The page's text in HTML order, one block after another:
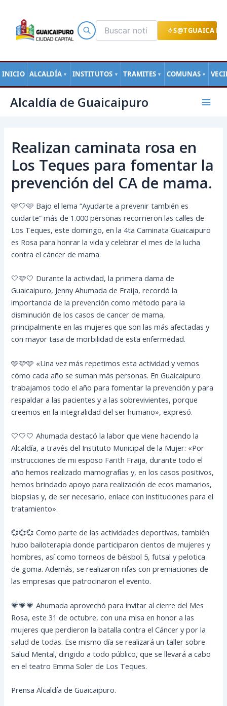
S@TGUAICA
INICIO ALCALDÍA ▼ INSTITUTOS ▼ TRAMITES ▼ COMUNAS ▼
contenido
Alcaldía de Guaicaipuro
Main
Realizan caminata rosa en
Los Teques para fomentar la
prevención del CA de mama.
🩷🤍🩷 Bajo el lema “Ayudarte a prevenir también es
cuidarte” más de 1.000 personas recorrieron las calles de
Los Teques, este domingo, en la 4ta Caminata Guaicaipuro
es Rosa para honrar la vida y celebrar el mes de la lucha
contra el cáncer de mama.
🤍🩷🤍 Durante la actividad, la primera dama de
Guaicaipuro, Jenny Ahumada de Fraija, recordó la
importancia de la prevención como método para la
disminución de los casos de cancer de mama,
principalmente en las mujeres que son las más afectadas y
con mayor tasa de morbilidad de esta enfermedad.
🩷🩷🩷 «Una vez más repetimos esta actividad y vemos
cómo cada año se suman más personas. En Guaicaipuro
trabajamos todo el año para fomentar la prevención y para
respaldar a las pacientes y a las sobrevivientes, porque
creemos en la integralidad del ser humano», expresó.
🤍🤍🤍 Ahumada destacó la labor que viene haciendo la
Alcaldía, a través del Instituto Municipal de la Mujer: «Por
instrucciones de mi esposo Farith Fraija, durante todo el
año hemos realizado mamografías y, en los casos positivos,
hemos brindado apoyo para realización de ecos mamarios,
biopsias y, de ser necesario, enlace con instituciones para el
tratamiento».
💞💞💞 Como parte de las actividades deportivas, también
hubo bailoterapia donde participaron cientos de mujeres y
hombres, así como torneos de béisbol 5, futsal y pelotica
de goma. Además, se realizaron rifas con premiaciones de
las empresas que patrocinaron el evento.
💗💗💗 Ahumada aprovechó para invitar al cierre del Mes
Rosa, este 31 de octubre, con una misa en honor a las
mujeres que perdieron la batalla contra el Cáncer y por la
salud de todas. Ese mismo día se realizará un taller sobre
Salud Mental, dirigido a todo público, que se llevará a cabo
en el teatro Emma Soler de Los Teques.
Prensa Alcaldía de Guaicaipuro.
de